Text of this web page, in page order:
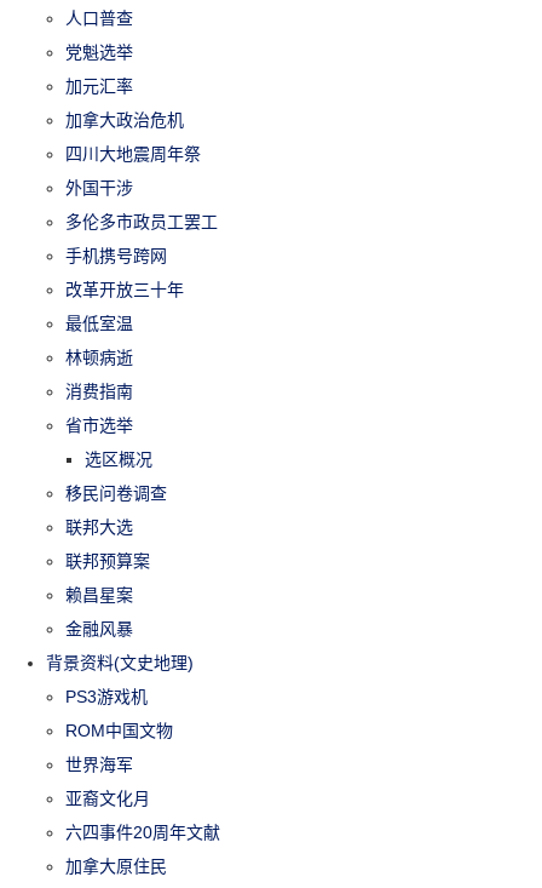
人口普查
党魁选举
加元汇率
加拿大政治危机
四川大地震周年祭
外国干涉
多伦多市政员工罢工
手机携号跨网
改革开放三十年
最低室温
林顿病逝
消费指南
省市选举
选区概况
移民问卷调查
联邦大选
联邦预算案
赖昌星案
金融风暴
背景资料(文史地理)
PS3游戏机
ROM中国文物
世界海军
亚裔文化月
六四事件20周年文献
加拿大原住民